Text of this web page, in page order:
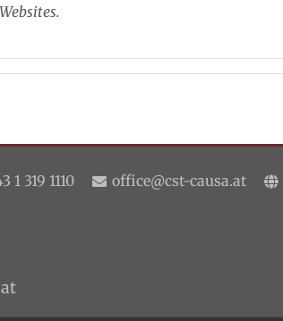
1 319 1110 office@cst-causa.at